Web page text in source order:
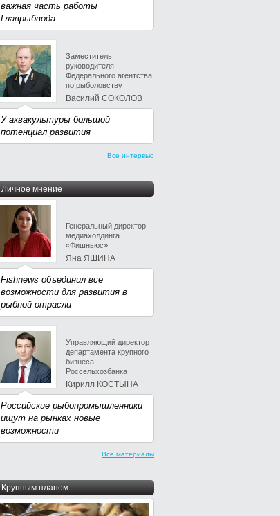
важная часть работы
Главрыбвода
Заместитель
руководителя
Федерального агентства
по рыболовству
Василий СОКОЛОВ
У аквакультуры большой
потенциал развития
Все интервью
Личное мнение
Генеральный директор
медиахолдинга
«Фишньюс»
Яна ЯШИНА
Fishnews объединил все
возможности для развития в
рыбной отрасли
Управляющий директор
департамента крупного
бизнеса
Россельхозбанка
Кирилл КОСТЫНА
Российские рыбопромышленники
ищут на рынках новые
возможности
Все материалы
Крупным планом